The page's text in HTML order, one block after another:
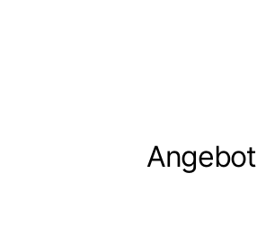
Angebot